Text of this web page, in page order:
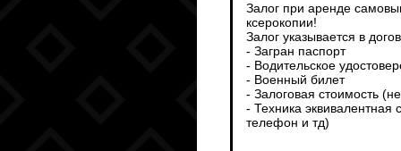
Залог при аренде
ксерокопии!
Залог указывается в
- Загран паспорт
- Водительское
- Военный билет
- Залоговая стоимость
- Техника эквивалентная
телефон и тд)